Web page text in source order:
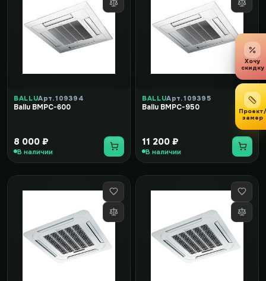
BALLUАрт. 109394
Ballu BMPC-600
8 000 ₽
В наличии
BALLUАрт. 109395
Ballu BMPC-950
11 200 ₽
В наличии
Хочу
скидку
Проект/
замер